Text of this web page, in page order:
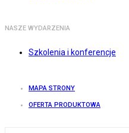
NASZE WYDARZENIA
Szkolenia i konferencje
MAPA STRONY
OFERTA PRODUKTOWA